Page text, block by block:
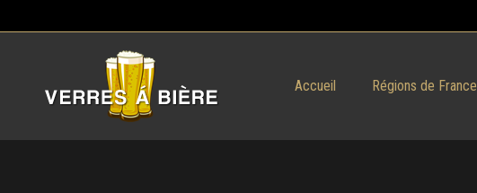
Accueil Régions de France